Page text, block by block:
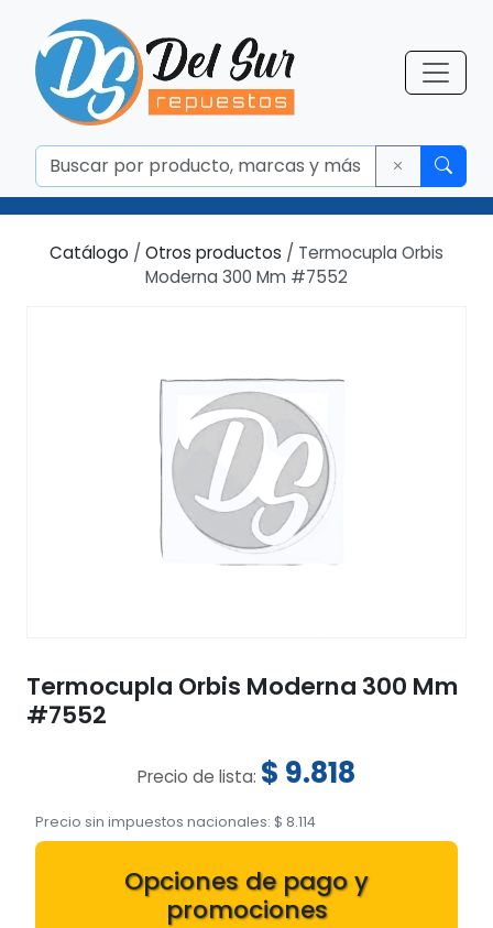
Catálogo / Otros productos / Termocupla Orbis
Moderna 300 Mm #7552
Termocupla Orbis Moderna 300 Mm
#7552
Precio de lista: $ 9.818
Precio sin impuestos nacionales: $ 8.114
Opciones de pago y
promociones